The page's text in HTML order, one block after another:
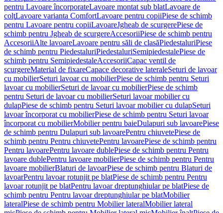
pentru Lavoare încorporateLavoare montat sub blatLavoare de
colţLavoare varianta ComfortLavoare pentru copiiPiese de schimb
pentru Lavoare pentru copiiLavoareJgheab de scurgerePiese de
schimb pentru Jgheab de scurgereAccesoriiPiese de schimb pentru
AccesoriiAlte lavoareLavoare pentru săli de clasăPiedestaluriPiese
de schimb pentru PiedestaluriPiedestaluriSemipiedestalePiese de
schimb pentru SemipiedestaleAccesoriiCapac ventil de
scurgereMaterial de fixareCapace decorative lateraleSeturi de lavoar
cu mobilierSeturi lavoar cu mobilierPiese de schimb pentru Seturi
lavoar cu mobilierSeturi de lavoar cu mobilierPiese de schimb
pentru Seturi de lavoar cu mobilierSeturi lavoar mobilier cu
dulapPiese de schimb pentru Seturi lavoar mobilier cu dulapSeturi
lavoar încorporat cu mobilierPiese de schimb pentru Seturi lavoar
încorporat cu mobilierMobilier pentru baieDulapuri sub lavoarePiese
de schimb pentru Dulapuri sub lavoarePentru chiuvetePiese de
schimb pentru Pentru chiuvetePentru lavoarePiese de schimb pentru
Pentru lavoarePentru lavoare dublePiese de schimb pentru Pentru
lavoare dublePentru lavoare mobilierPiese de schimb pentru Pentru
lavoare mobilierBlaturi de lavoarPiese de schimb pentru Blaturi de
lavoarPentru lavoar rotunjit pe blatPiese de schimb pentru Pentru
lavoar rotunjit pe blatPentru lavoar dreptunghiular pe blatPiese de
schimb pentru Pentru lavoar dreptunghiular pe blatMobilier
lateralPiese de schimb pentru Mobilier lateralMobilier lateral